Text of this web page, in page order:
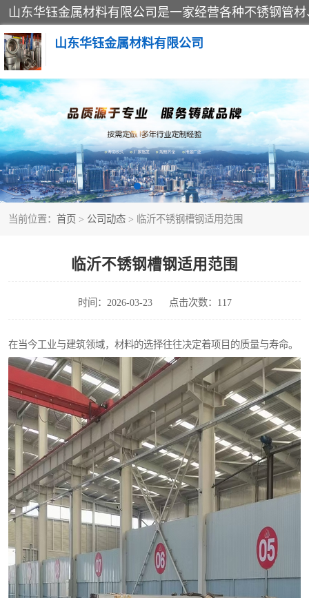
山东华钰金属材料有限公司
当前位置： 首页 > 公司动态 > 临沂不锈钢槽钢适用范围
临沂不锈钢槽钢适用范围
时间：2026-03-23 点击次数：117
在当今工业与建筑领域，材料的选择往往决定着项目的质量与寿命。
不锈钢管
管件标准件
不锈钢人孔
不锈钢角钢
不锈钢扁钢